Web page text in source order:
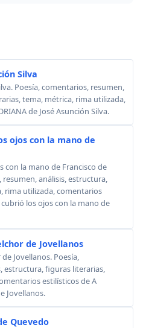
Silva
Poesía, comentarios, resumen,
tema, métrica, rima utilizada,
de José Asunción Silva.
ojos con la mano de
con la mano de Francisco de
análisis, estructura,
rima utilizada, comentarios
los ojos con la mano de
de Jovellanos
Jovellanos. Poesía,
estructura, figuras literarias,
estilísticos de A
Jovellanos.
Quevedo